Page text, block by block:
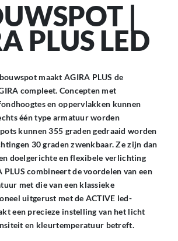
|
PLUS LED
maakt AGIRA PLUS de
compleet. Concepten met
en oppervlakken kunnen
één type armatuur worden
kunnen 355 graden gedraaid worden
30 graden zwenkbaar. Ze zijn dan
doelgerichte en flexibele verlichting
PLUS combineert de voordelen van een
met die van een klassieke
uitgerust met de ACTIVE led-
een precieze instelling van het licht
en kleurtemperatuur betreft.